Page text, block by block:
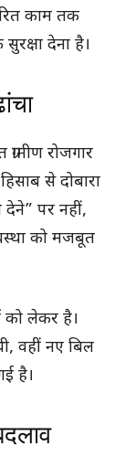
काम तक
देना है।
रोजगार
से दोबारा
पर नहीं,
को मजबूत
को लेकर है।
वहीं नए बिल
है।